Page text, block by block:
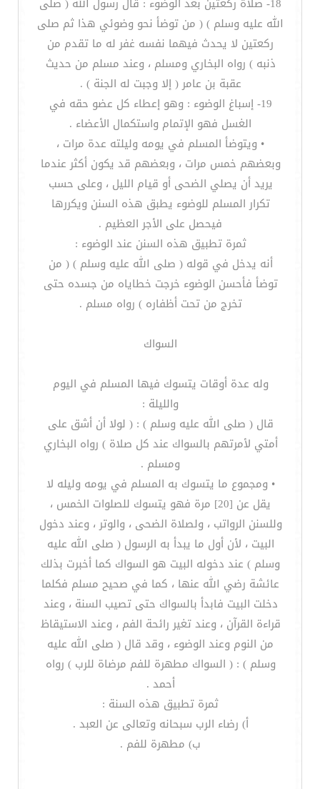
الله عليه وسلم ) ( من توضأ نحو وضوئي هذا ثم صلى
ركعتين لا يحدث فيهما نفسه غفر له ما تقدم من
ذنبه ) رواه البخاري ومسلم ، وعند مسلم من حديث
عقبة بن عامر ( إلا وجبت له الجنة ) .
19- إسباغ الوضوء : وهو إعطاء كل عضو حقه في
الغسل فهو الإتمام واستكمال الأعضاء .
• ويتوضأ المسلم في يومه وليلته عدة مرات ،
وبعضهم خمس مرات ، وبعضهم قد يكون أكثر عندما
يريد أن يصلي الضحى أو قيام الليل ، وعلى حسب
تكرار المسلم للوضوء يطبق هذه السنن ويكررها
فيحصل على الأجر العظيم .
ثمرة تطبيق هذه السنن عند الوضوء :
أنه يدخل في قوله ( صلى الله عليه وسلم ) ( من
توضأ فأحسن الوضوء خرجت خطاياه من جسده حتى
تخرج من تحت أظفاره ) رواه مسلم .
السواك
وله عدة أوقات يتسوك فيها المسلم في اليوم
والليلة :
قال ( صلى الله عليه وسلم ) : ( لولا أن أشق على
أمتي لأمرتهم بالسواك عند كل صلاة ) رواه البخاري
ومسلم .
• ومجموع ما يتسوك به المسلم في يومه وليله لا
يقل عن [20] مرة فهو يتسوك للصلوات الخمس ،
وللسنن الرواتب ، ولصلاة الضحى ، والوتر ، وعند دخول
البيت ، لأن أول ما يبدأ به الرسول ( صلى الله عليه
وسلم ) عند دخوله البيت هو السواك كما أخبرت بذلك
عائشة رضي الله عنها ، كما في صحيح مسلم فكلما
دخلت البيت فابدأ بالسواك حتى تصيب السنة ، وعند
قراءة القرآن ، وعند تغير رائحة الفم ، وعند الاستيقاظ
من النوم وعند الوضوء ، وقد قال ( صلى الله عليه
وسلم ) : ( السواك مطهرة للفم مرضاة للرب ) رواه
أحمد .
ثمرة تطبيق هذه السنة :
أ‌) رضاء الرب سبحانه وتعالى عن العبد .
ب‌) مطهرة للفم .